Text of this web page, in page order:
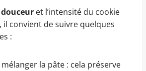
douceur et l’intensité du cookie
il convient de suivre quelques
:
la pâte : cela préserve